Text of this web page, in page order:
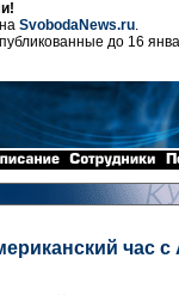
SvobodaNews.ru.
до 16
час с